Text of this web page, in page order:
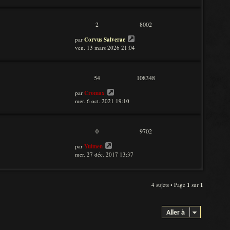
2 8002
par Corvus Salverac
ven. 13 mars 2026 21:04
54 108348
par Cromax
mer. 6 oct. 2021 19:10
0 9702
par Yuimen
mer. 27 déc. 2017 13:37
4 sujets • Page 1 sur 1
Aller à